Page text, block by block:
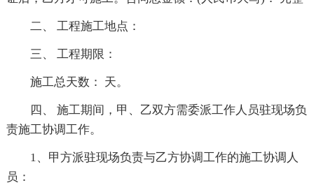
二、 工程施工地点：
三、 工程期限：
施工总天数： 天。
四、 施工期间，甲、乙双方需委派工作人员驻现场负
责施工协调工作。
1、甲方派驻现场负责与乙方协调工作的施工协调人
员：